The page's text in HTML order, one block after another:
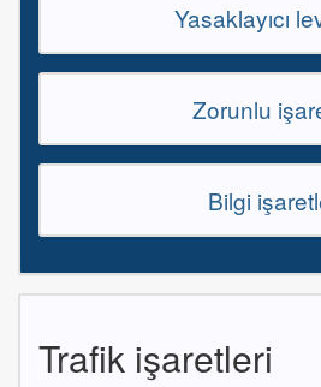
Yasaklayıcı
Zorunlu
Bilgi
Trafik işaretleri